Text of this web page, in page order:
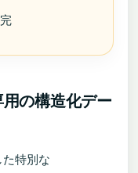
の構造化デー
特別な